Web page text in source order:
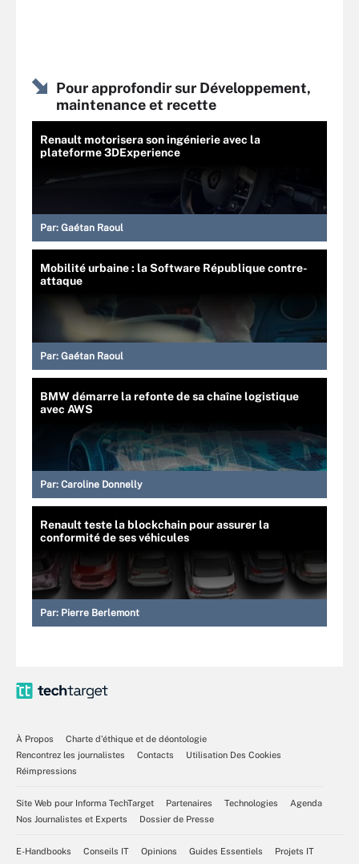
Pour approfondir sur Développement,
maintenance et recette
Renault motorisera son ingénierie avec la
plateforme 3DExperience
Par: Gaétan Raoul
Mobilité urbaine : la Software République contre-
attaque
Par: Gaétan Raoul
BMW démarre la refonte de sa chaîne logistique
avec AWS
Par: Caroline Donnelly
Renault teste la blockchain pour assurer la
conformité de ses véhicules
Par: Pierre Berlemont
À Propos
Charte d’éthique et de déontologie
Rencontrez les journalistes
Contacts
Utilisation Des Cookies
Réimpressions
Site Web pour Informa TechTarget Partenaires Technologies
Agenda
Nos Journalistes et Experts
Dossier de Presse
E-Handbooks Conseils IT Opinions Guides Essentiels Projets IT